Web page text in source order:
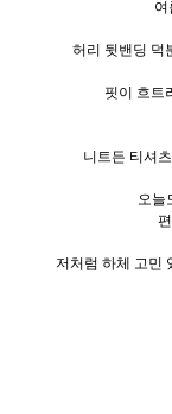
여
허리 뒷밴딩 덕
핏이 흐트
니트든 티셔
오늘
저처럼 하체 고민